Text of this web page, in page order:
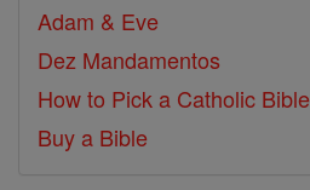
Adam & Eve
Dez Mandamentos
How to Pick a Catholic Bible
Buy a Bible